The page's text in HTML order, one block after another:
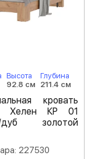
Высота
92.8 см
Глубина
211.4 см
кровать
Хелен КР 01
дуб золотой
227530